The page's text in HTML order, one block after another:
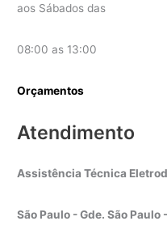
aos Sábados das
08:00 as 13:00
Orçamentos
Atendimento
Assistência Técnica
São Paulo - Gde. São Paulo